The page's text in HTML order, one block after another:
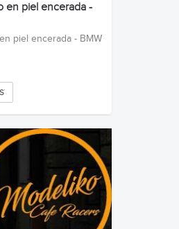
en piel encerada -
piel encerada - BMW